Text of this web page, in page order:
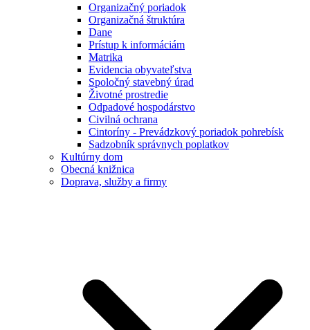
Organizačný poriadok
Organizačná štruktúra
Dane
Prístup k informáciám
Matrika
Evidencia obyvateľstva
Spoločný stavebný úrad
Životné prostredie
Odpadové hospodárstvo
Civilná ochrana
Cintoríny - Prevádzkový poriadok pohrebísk
Sadzobník správnych poplatkov
Kultúrny dom
Obecná knižnica
Doprava, služby a firmy